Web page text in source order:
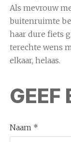
Als mevrouw
buitenruimte
haar dure fiets
terechte wens
elkaar, helaas.
GEEF
Naam *